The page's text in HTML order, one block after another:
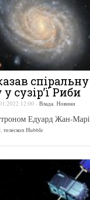
спіральну
сузір’ї Риби
12:00 - Влада Новини
Едуард Жан-
телескоп Hubble